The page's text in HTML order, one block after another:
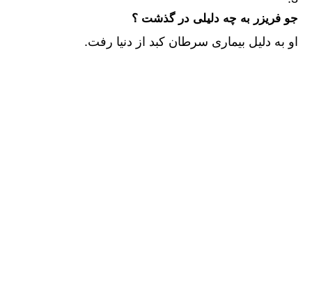
جو فریزر به چه دلیلی در گذشت ؟
او به دلیل بیماری سرطان کبد از دنیا رفت.